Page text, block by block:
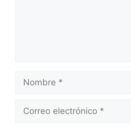
Nombre
Correo